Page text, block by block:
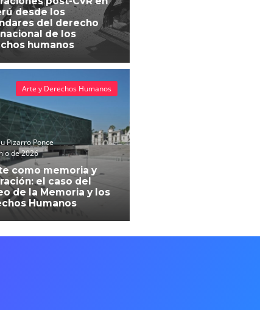
desde los
del derecho
de los
humanos
Pizarro Ponce
de 2026
como memoria y
el caso del
de la Memoria y los
Humanos
Arte y Derechos Humanos